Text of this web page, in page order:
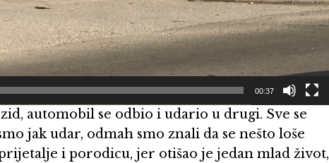
00:37
automobil se odbio i udario u drugi. Sve se
jak udar, odmah smo znali da se nešto loše
i porodicu, jer otišao je jedan mlad život,